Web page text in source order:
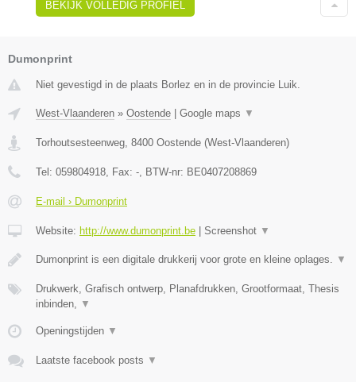
BEKIJK VOLLEDIG PROFIEL
Dumonprint
Niet gevestigd in de plaats Borlez en in de provincie Luik.
West-Vlaanderen » Oostende Google maps ▼
Torhoutsesteenweg 8400 Oostende (West-Vlaanderen)
Tel: 059804918 , Fax: - , BTW-nr: BE0407208869
E-mail › Dumonprint
Website: http://www.dumonprint.be Screenshot ▼
Dumonprint is een digitale drukkerij voor grote en kleine oplages. ▼
Drukwerk, Grafisch ontwerp, Planafdrukken, Grootformaat, Thesis
inbinden,
▼
Openingstijden ▼
Laatste facebook posts ▼